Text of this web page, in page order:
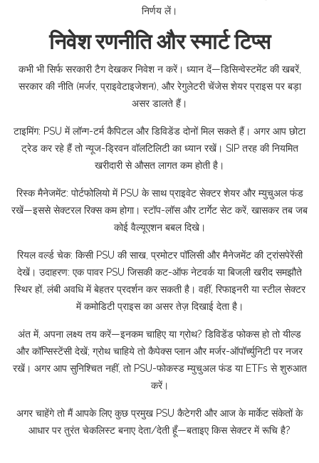
निर्णय लें।
निवेश रणनीति और स्मार्ट टिप्स
कभी भी सिर्फ सरकारी टैग देखकर निवेश न करें। ध्यान दें—डिसिन्वेस्टमेंट की खबरें,
सरकार की नीति (मर्जर, प्राइवेटाइजेशन), और रेगुलेटरी चेंजेस शेयर प्राइस पर बड़ा
असर डालते हैं।
टाइमिंग: PSU में लॉन्ग-टर्म कैपिटल और डिविडेंड दोनों मिल सकते हैं। अगर आप छोटा
ट्रेड कर रहे हैं तो न्यूज-ड्रिवन वॉलटिलिटी का ध्यान रखें। SIP तरह की नियमित
खरीदारी से औसत लागत कम होती है।
रिस्क मैनेजमेंट: पोर्टफोलियो में PSU के साथ प्राइवेट सेक्टर शेयर और म्युचुअल फंड
रखें—इससे सेक्टरल रिक्स कम होगा। स्टॉप-लॉस और टार्गेट सेट करें, खासकर तब जब
कोई वैल्यूएशन बबल दिखे।
रियल वर्ल्ड चेक: किसी PSU की साख, प्रमोटर पॉलिसी और मैनेजमेंट की ट्रांसपेरेंसी
देखें। उदाहरण: एक पावर PSU जिसकी कट-ऑफ नेटवर्क या बिजली खरीद समझौते
स्थिर हों, लंबी अवधि में बेहतर प्रदर्शन कर सकती है। वहीं, रिफाइनरी या स्टील सेक्टर
में कमोडिटी प्राइस का असर तेज़ दिखाई देता है।
अंत में, अपना लक्ष्य तय करें—इनकम चाहिए या ग्रोथ? डिविडेंड फोकस हो तो यील्ड
और कॉन्सिस्टेंसी देखें; ग्रोथ चाहिये तो कैपेक्स प्लान और मर्जर-ऑपॉर्च्युनिटी पर नजर
रखें। अगर आप सुनिश्चित नहीं, तो PSU-फोकस्ड म्युचुअल फंड या ETFs से शुरुआत
करें।
अगर चाहेंगे तो मैं आपके लिए कुछ प्रमुख PSU कैटेगरी और आज के मार्केट संकेतों के
आधार पर तुरंत चेकलिस्ट बनाए देता/देती हूँ—बताइए किस सेक्टर में रूचि है?